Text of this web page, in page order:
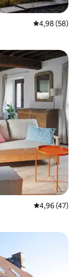
4,98 ud af 5 i
4,98 (58)
4,96 ud af 5 i
4,96 (47)